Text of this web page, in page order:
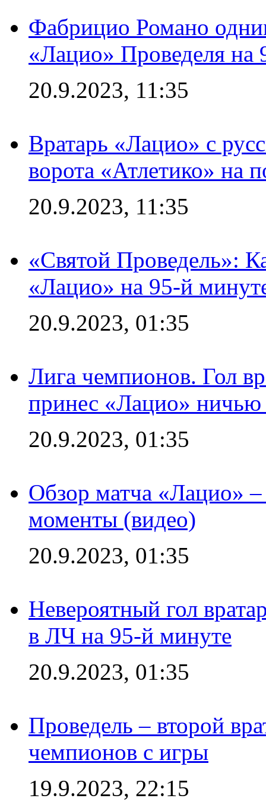
Фабрицио Романо
«Лацио» Проведеля на
20.9.2023, 11:35
Вратарь «Лацио» с
ворота «Атлетико» на
20.9.2023, 11:35
«Святой Проведель»:
«Лацио» на 95-й
20.9.2023, 01:35
Лига чемпионов. Гол
принес «Лацио» ничью
20.9.2023, 01:35
Обзор матча «Лацио»
моменты (видео)
20.9.2023, 01:35
Невероятный гол
в ЛЧ на 95-й минуте
20.9.2023, 01:35
Проведель – второй
чемпионов с игры
19.9.2023, 22:15